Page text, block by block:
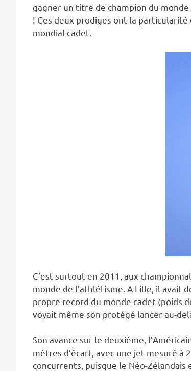
gagner un titre de champion du
! Ces deux prodiges ont la
mondial cadet.
C’est surtout en 2011, aux
monde de l’athlétisme. A Lille, il avait
propre record du monde cadet (poids
voyait même son protégé lancer au-
Son avance sur le deuxième,
mètres d’écart, avec une jet mesuré à
concurrents, puisque le Néo-Zélandais